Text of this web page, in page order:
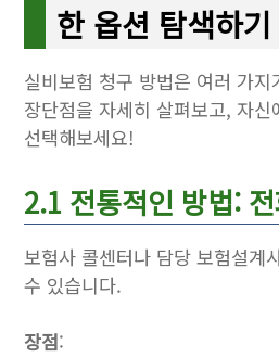
한 옵션 탐색하기
실비보험 청구 방법은 여러 가
장단점을 자세히 살펴보고, 자
선택해보세요!
2.1 전통적인 방법:
보험사 콜센터나 담당 보험설계
수 있습니다.
장점: